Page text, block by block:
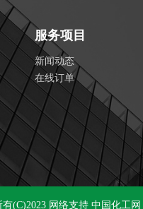
服务项目
新闻动态
在线订单
(C)2023 网络支持 中国化工网